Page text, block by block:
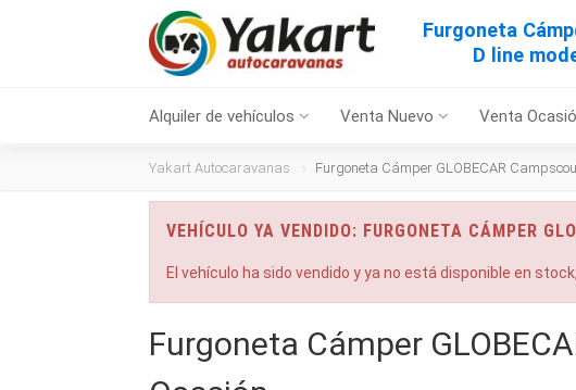
Furgoneta
D line
Alquiler de vehículos Venta Nuevo Venta
Yakart Autocaravanas Furgoneta Cámper GLOBECAR
VEHÍCULO YA VENDIDO: FURGONETA CÁMPER
El vehículo ha sido vendido y ya no está disponible en
Furgoneta Cámper